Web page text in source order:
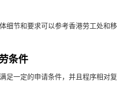
细节和要求可以参考香港劳工处和移
条件
足一定的申请条件，并且程序相对复